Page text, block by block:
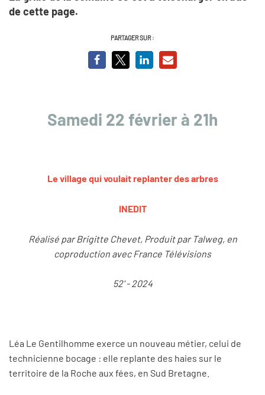
de cette page.
PARTAGER SUR :
Samedi 22 février à 21h
Le village qui voulait replanter des arbres
INEDIT
Réalisé par Brigitte Chevet, Produit par Talweg, en
coproduction avec France Télévisions
52' - 2024
Léa Le Gentilhomme exerce un nouveau métier, celui de
technicienne bocage : elle replante des haies sur le
territoire de la Roche aux fées, en Sud Bretagne.